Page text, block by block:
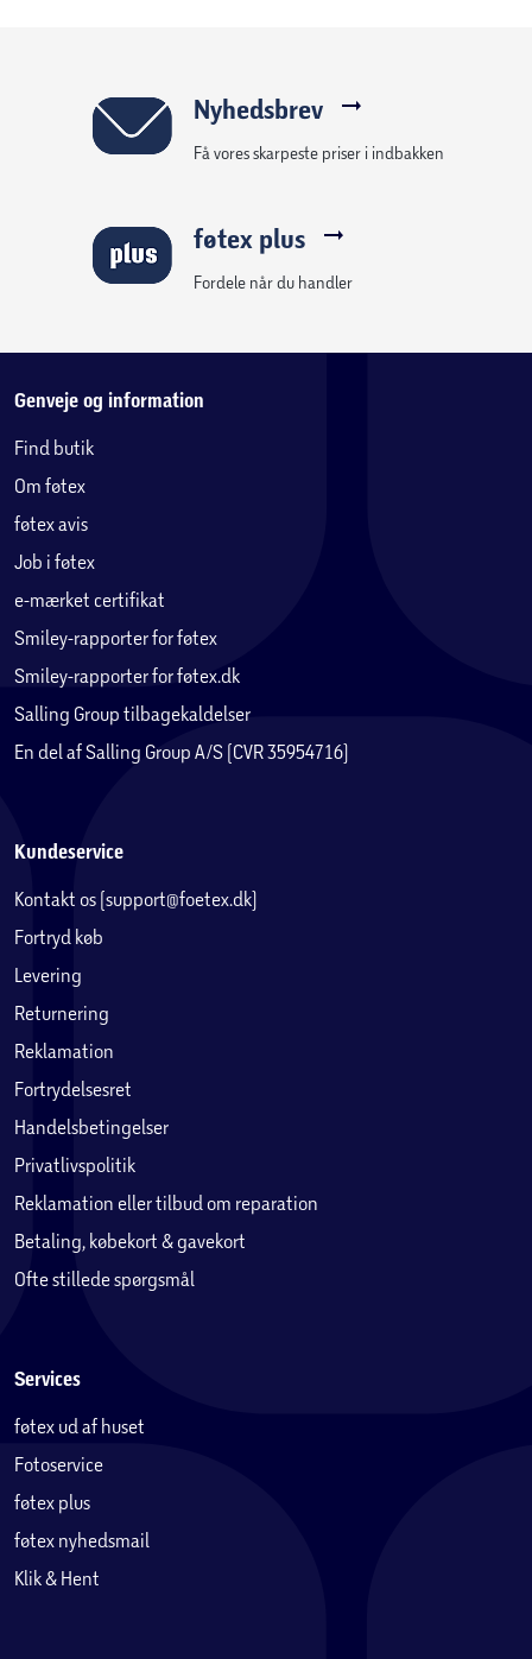
Nyhedsbrev
Få vores skarpeste priser i indbakken
føtex plus
Fordele når du handler
Genveje og information
Find butik
Om føtex
føtex avis
Job i føtex
e-mærket certifikat
Smiley-rapporter for føtex
Smiley-rapporter for føtex.dk
Salling Group tilbagekaldelser
En del af Salling Group A/S (CVR 35954716)
Kundeservice
Kontakt os (support@foetex.dk)
Fortryd køb
Levering
Returnering
Reklamation
Fortrydelsesret
Handelsbetingelser
Privatlivspolitik
Reklamation eller tilbud om reparation
Betaling, købekort & gavekort
Ofte stillede spørgsmål
Services
føtex ud af huset
Fotoservice
føtex plus
føtex nyhedsmail
Klik & Hent